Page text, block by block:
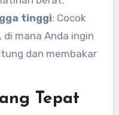
tinggi: Cocok
mana Anda ingin
dan membakar
Tepat